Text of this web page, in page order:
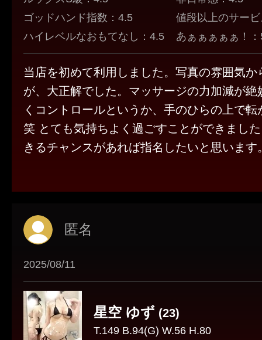
ゴッドハンド指数：4.5
ハイレベルなおもてなし：4.5
値段以上のサー
あぁぁぁぁぁ！
当店を初めて利用しました。写真の雰囲気か
が、大正解でした。マッサージの力加減が絶
くコントロールというか、手のひらの上で
笑 とても気持ちよく過ごすことができまし
きるチャンスがあれば指名したいと思います
匿名
2025/08/11
星空 ゆず (23)
T.149 B.94(G) W.56 H.80